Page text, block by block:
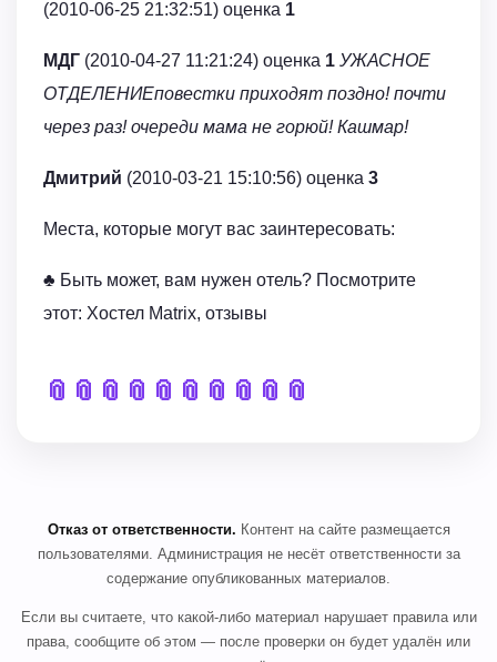
(2010-06-25 21:32:51) оценка 1
МДГ (2010-04-27 11:21:24) оценка 1 УЖАСНОЕ
ОТДЕЛЕНИЕповестки приходят поздно! почти
через раз! очереди мама не горюй! Кашмар!
Дмитрий (2010-03-21 15:10:56) оценка 3
Места, которые могут вас заинтересовать:
♣ Быть может, вам нужен отель? Посмотрите
этот: Хостел Matrix, отзывы
📎 📎 📎 📎 📎 📎 📎 📎 📎 📎
Отказ от ответственности. Контент на сайте размещается
пользователями. Администрация не несёт ответственности за
содержание опубликованных материалов.
Если вы считаете, что какой-либо материал нарушает правила или
права, сообщите об этом — после проверки он будет удалён или